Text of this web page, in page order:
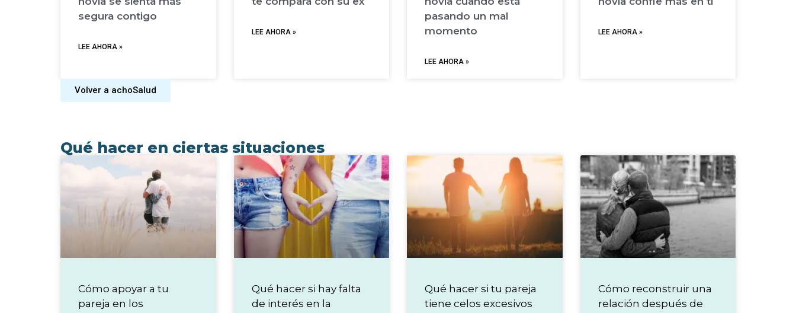
segura contigo
LEE AHORA »
LEE AHORA »
pasando un mal
momento
LEE AHORA »
LEE AHORA »
Volver a achoSalud
Qué hacer en ciertas situaciones
Cómo apoyar a tu
pareja en los
Qué hacer si hay falta
de interés en la
Qué hacer si tu pareja
tiene celos excesivos
Cómo reconstruir una
relación después de